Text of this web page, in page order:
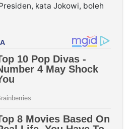
kata Jokowi, boleh